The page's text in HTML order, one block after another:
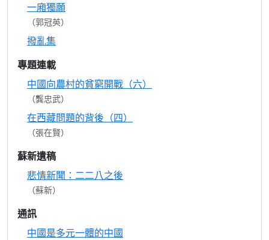
一廂獨願
（郭冠英）
撥亂集
專題連載
中國向農村的貧窮開戰（六）
（龔忠武）
在西藏問題的背後（四）
（張在賢）
蘇新遺稿
悲情新聞：二二八之後
（蘇新）
通訊
中國是多元一體的中國